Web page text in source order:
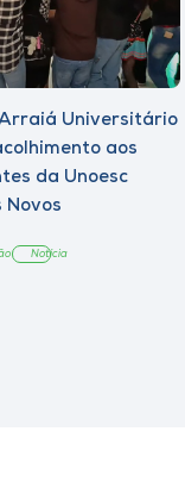
Universitário
aos
da Unoesc
Novos
Notícia